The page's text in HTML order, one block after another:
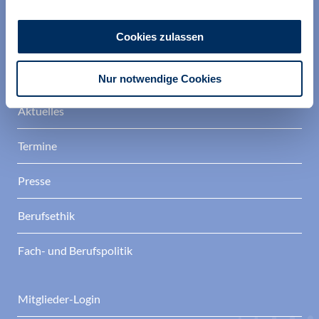
Cookies zulassen
Nur notwendige Cookies
Aktuelles
Termine
Presse
Berufsethik
Fach- und Berufspolitik
Mitglieder-Login